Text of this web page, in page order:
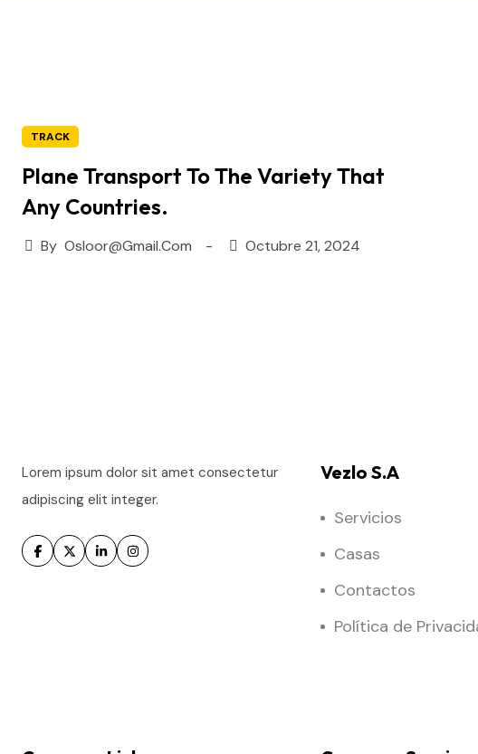
TRACK
Plane Transport To The Variety That
Any Countries.
By Osloor@gmail.com Octubre 21, 2024
Lorem ipsum dolor sit amet consectetur
adipiscing elit integer.
Vezlo S.A
Servicios
Casas
Contactos
Política de